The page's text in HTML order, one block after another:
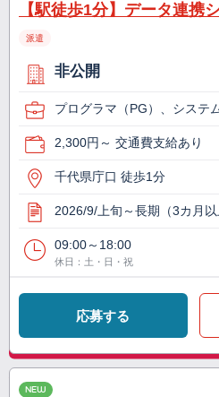
【駅徒歩1分】データ連携
派遣
非公開
プログラマ（PG）、システ
2,300円～ 交通費支給あり
千代県庁口 徒歩1分
2026/9/上旬～長期（3カ月以
09:00～18:00
休日：土・日・祝
応募する
NEW